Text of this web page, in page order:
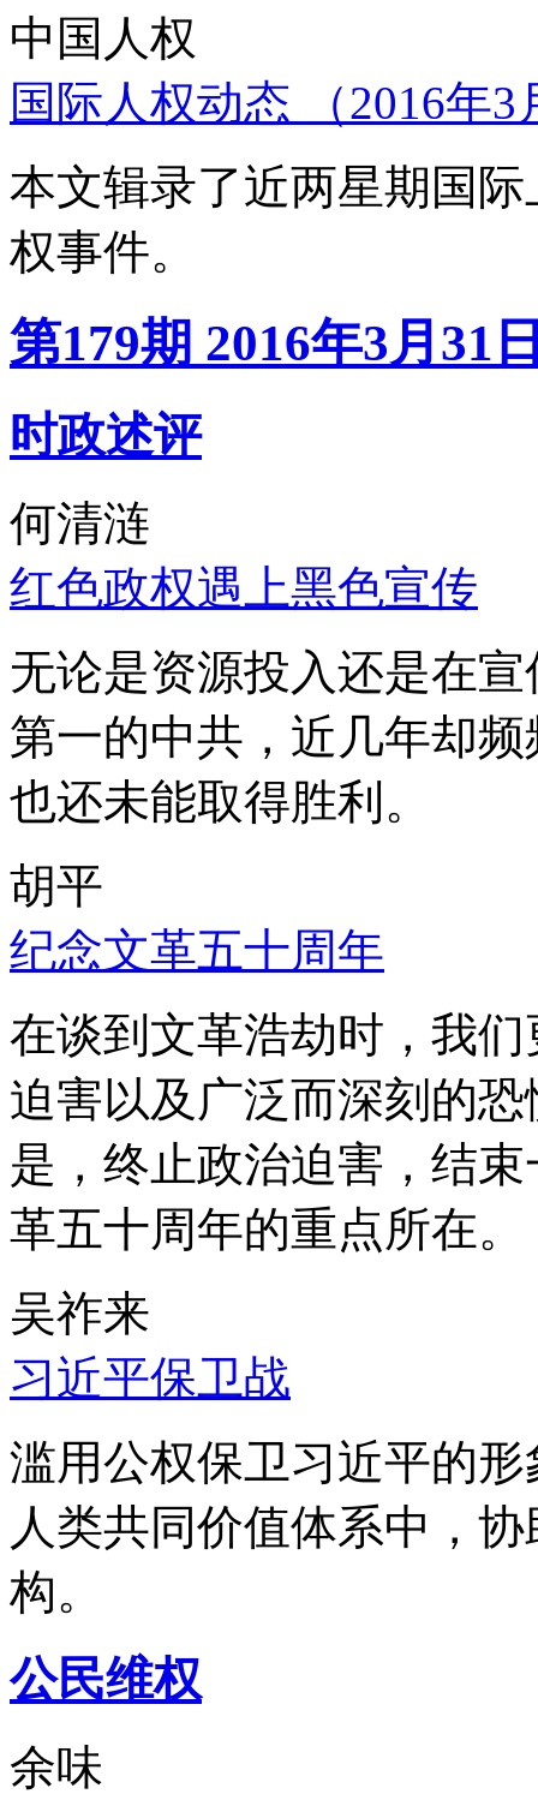
中国人权
国际人权动态 （2016年
本文辑录了近两星期国
权事件。
第179期 2016年3月31
时政述评
何清涟
红色政权遇上黑色宣传
无论是资源投入还是在
第一的中共，近几年却
也还未能取得胜利。
胡平
纪念文革五十周年
在谈到文革浩劫时，我
迫害以及广泛而深刻的
是，终止政治迫害，结
革五十周年的重点所在。
吴祚来
习近平保卫战
滥用公权保卫习近平的
人类共同价值体系中，
构。
公民维权
余味